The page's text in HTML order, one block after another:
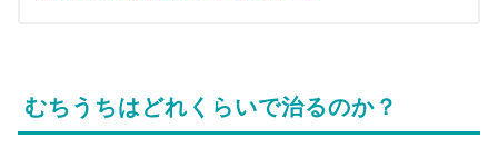
むちうちはどれくらいで治るのか？